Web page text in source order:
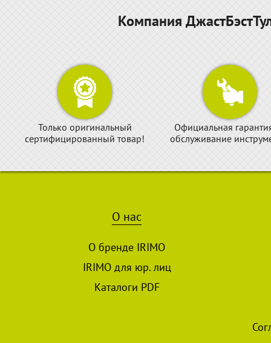
Компания
Только оригинальный
сертифицированный товар!
Официальная
обслуживание
О нас
О бренде IRIMO
IRIMO для юр. лиц
Каталоги PDF